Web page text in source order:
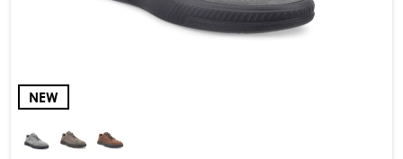
Termeni și condiții
Politica de confidențialitate
NEW